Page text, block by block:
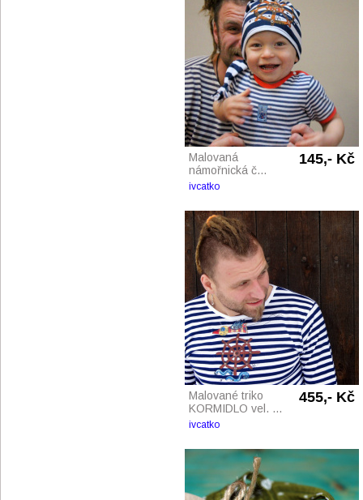
Malovaná
námořnická č...
145,- Kč
ivcatko
Malované triko
KORMIDLO vel. ...
455,- Kč
ivcatko